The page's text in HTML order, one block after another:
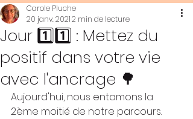
Jour 1️⃣1️⃣ : Mettez du
positif dans votre vie
avec l'ancrage 🌳
Carole Pluche
20 janv. 20212 min de lecture
Aujourd'hui, nous entamons la
2ème moitié de notre parcours.